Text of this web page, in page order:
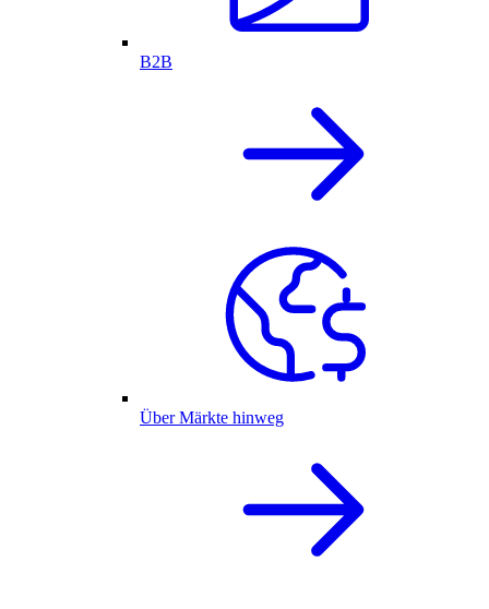
B2B
Über Märkte hinweg